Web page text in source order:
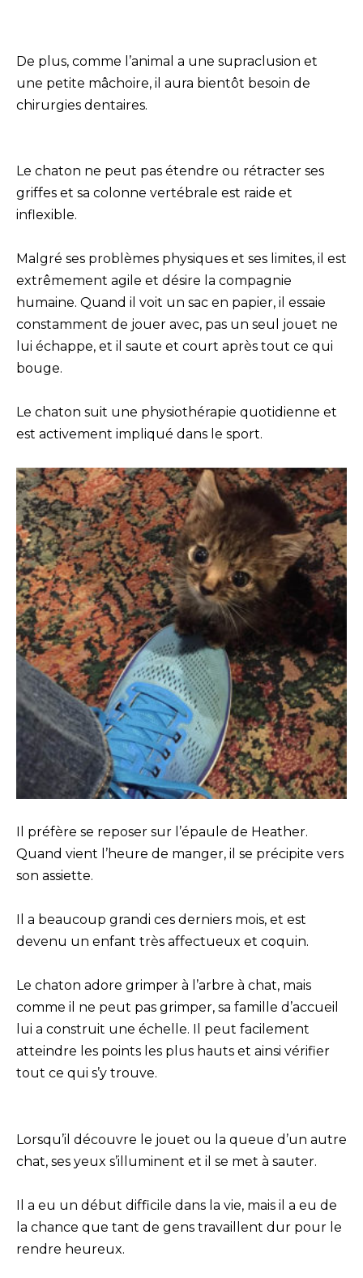
De plus, comme l’animal a une supraclusion et
une petite mâchoire, il aura bientôt besoin de
chirurgies dentaires.
Le chaton ne peut pas étendre ou rétracter ses
griffes et sa colonne vertébrale est raide et
inflexible.
Malgré ses problèmes physiques et ses limites, il est
extrêmement agile et désire la compagnie
humaine. Quand il voit un sac en papier, il essaie
constamment de jouer avec, pas un seul jouet ne
lui échappe, et il saute et court après tout ce qui
bouge.
Le chaton suit une physiothérapie quotidienne et
est activement impliqué dans le sport.
Il préfère se reposer sur l’épaule de Heather.
Quand vient l’heure de manger, il se précipite vers
son assiette.
Il a beaucoup grandi ces derniers mois, et est
devenu un enfant très affectueux et coquin.
Le chaton adore grimper à l’arbre à chat, mais
comme il ne peut pas grimper, sa famille d’accueil
lui a construit une échelle. Il peut facilement
atteindre les points les plus hauts et ainsi vérifier
tout ce qui s’y trouve.
Lorsqu’il découvre le jouet ou la queue d’un autre
chat, ses yeux s’illuminent et il se met à sauter.
Il a eu un début difficile dans la vie, mais il a eu de
la chance que tant de gens travaillent dur pour le
rendre heureux.